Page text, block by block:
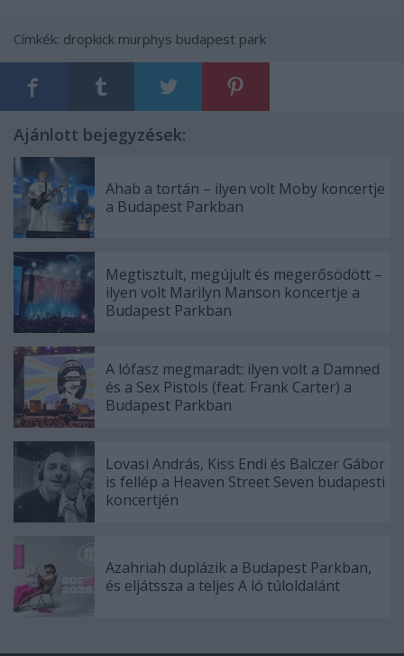
Címkék: dropkick murphys budapest park
Ajánlott bejegyzések:
Ahab a tortán – ilyen volt Moby koncertje
a Budapest Parkban
Megtisztult, megújult és megerősödött –
ilyen volt Marilyn Manson koncertje a
Budapest Parkban
A lófasz megmaradt: ilyen volt a Damned
és a Sex Pistols (feat. Frank Carter) a
Budapest Parkban
Lovasi András, Kiss Endi és Balczer Gábor
is fellép a Heaven Street Seven budapesti
koncertjén
Azahriah duplázik a Budapest Parkban,
és eljátssza a teljes A ló túloldalánt